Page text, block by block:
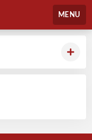
MENU